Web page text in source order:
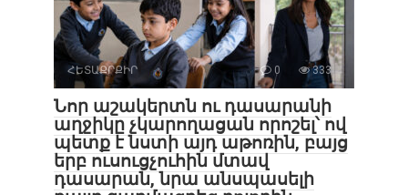
ՀԵՏԱՔՐՔԻՐ 0 333
Նոր աշակերտն ու դասարանի
աղջիկը չկարողացան որոշել՝ ով
պետք է նստի այդ աթոռին, բայց
երբ ուսուցչուհին մտավ
դասարան, նրա անսպասելի